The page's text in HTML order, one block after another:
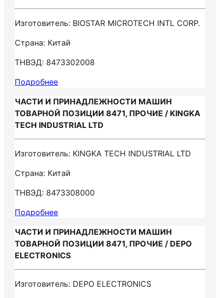
Изготовитель: BIOSTAR MICROTECH INTL CORP.
Страна: Китай
ТНВЭД: 8473302008
Подробнее
ЧАСТИ И ПРИНАДЛЕЖНОСТИ МАШИН
ТОВАРНОЙ ПОЗИЦИИ 8471, ПРОЧИЕ / KINGKA
TECH INDUSTRIAL LTD
Изготовитель: KINGKA TECH INDUSTRIAL LTD
Страна: Китай
ТНВЭД: 8473308000
Подробнее
ЧАСТИ И ПРИНАДЛЕЖНОСТИ МАШИН
ТОВАРНОЙ ПОЗИЦИИ 8471, ПРОЧИЕ / DEPO
ELECTRONICS
Изготовитель: DEPO ELECTRONICS